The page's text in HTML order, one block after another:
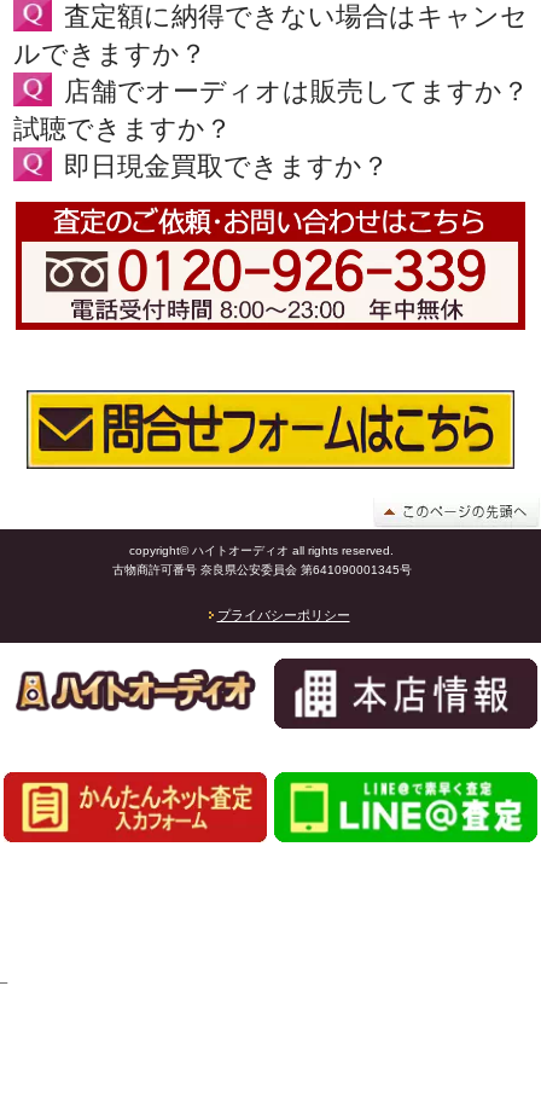
査定額に納得できない場合はキャンセ
ルできますか？
店舗でオーディオは販売してますか？
試聴できますか？
即日現金買取できますか？
copyright© ハイトオーディオ all rights reserved.
古物商許可番号 奈良県公安委員会 第641090001345号
プライバシーポリシー